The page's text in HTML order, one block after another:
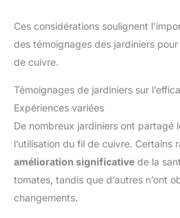
Ces considérations soulignent
des témoignages des jardiniers
de cuivre.
Témoignages de jardiniers sur
Expériences variées
De nombreux jardiniers ont partagé
l’utilisation du fil de cuivre. Certains
amélioration significative de la
tomates, tandis que d’autres n’ont
changements.